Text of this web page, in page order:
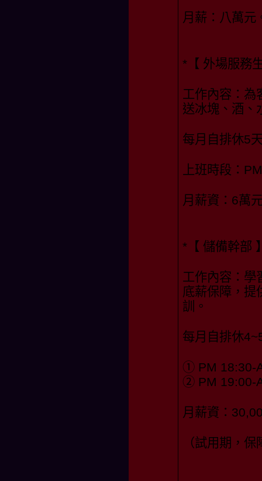
月薪：八萬元
*【 外場服務
工作內容：為
送冰塊、酒、
每月自排休5
上班時段：
月薪資：6萬
*【 儲備幹部
工作內容：學
底薪保障，提
訓。
每月自排休
① PM 18:30-
② PM 19:00-
月薪資：
（試用期，